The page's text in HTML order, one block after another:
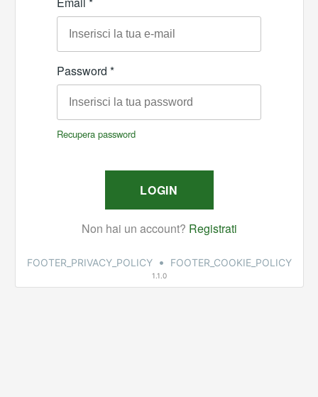
FOOTER_PRIVACY_POLICY • FOOTER_COOKIE_POLICY
1.1.0